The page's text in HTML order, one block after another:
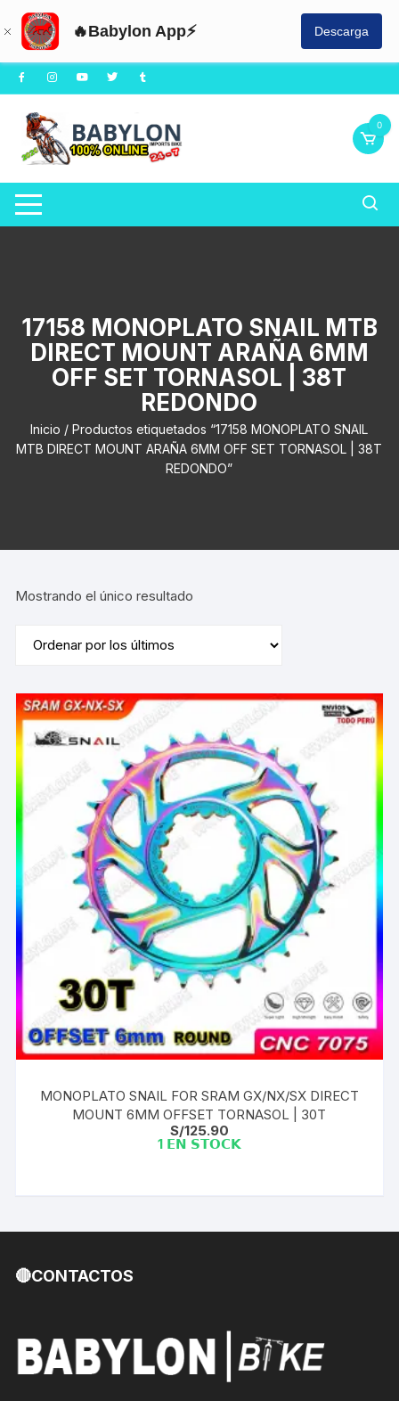
🔥Babylon App⚡ Descarga
Saltar
al
contenido
0
17158 MONOPLATO SNAIL MTB
DIRECT MOUNT ARAÑA 6MM
OFF SET TORNASOL | 38T
REDONDO
Inicio / Productos etiquetados “17158 MONOPLATO SNAIL
MTB DIRECT MOUNT ARAÑA 6MM OFF SET TORNASOL | 38T
REDONDO”
Mostrando el único resultado
MONOPLATO SNAIL FOR SRAM GX/NX/SX DIRECT
MOUNT 6MM OFFSET TORNASOL | 30T
S/125.90
1 𝗘𝗡 𝗦𝗧𝗢𝗖𝗞
🔴CONTACTOS